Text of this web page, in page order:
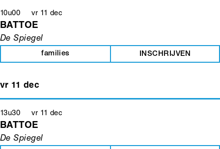
10u00 vr 11 dec
BATTOE
De Spiegel
families INSCHRIJVEN
vr 11 dec
13u30 vr 11 dec
BATTOE
De Spiegel